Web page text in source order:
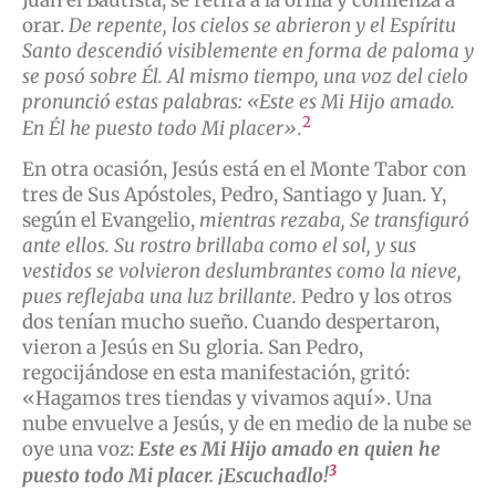
orar.De repente, los cielos se abrieron y el Espíritu
Santo descendió visiblemente en forma de paloma y
se posó sobre Él. Al mismo tiempo, una voz del cielo
pronunció estas palabras: «Este es Mi Hijo amado.
En Él he puesto todo Mi placer».2
En otra ocasión, Jesús está en el Monte Tabor con
tres de Sus Apóstoles, Pedro, Santiago y Juan. Y,
según el Evangelio, mientras rezaba, Se transfiguró
ante ellos. Su rostro brillaba como el sol, y sus
vestidos se volvieron deslumbrantes como la nieve,
pues reflejaba una luz brillante. Pedro y los otros
dos tenían mucho sueño. Cuando despertaron,
vieron a Jesús en Su gloria. San Pedro,
regocijándose en esta manifestación, gritó:
«Hagamos tres tiendas y vivamos aquí». Una
nube envuelve a Jesús, y de en medio de la nube se
oye una voz:Este es Mi Hijo amado en quien he
puesto todo Mi placer. ¡Escuchadlo!3